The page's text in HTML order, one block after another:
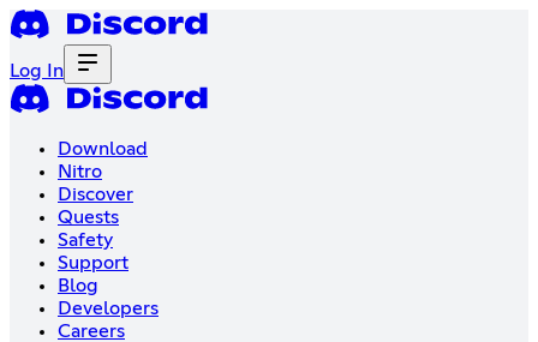
Log In
Download
Nitro
Discover
Quests
Safety
Support
Blog
Developers
Careers